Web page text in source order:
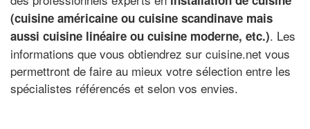
(cuisine américaine ou cuisine scandinave mais
aussi cuisine linéaire ou cuisine moderne, etc.). Les
informations que vous obtiendrez sur cuisine.net vous
permettront de faire au mieux votre sélection entre les
spécialistes référencés et selon vos envies.